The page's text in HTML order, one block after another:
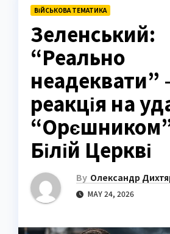
ВІЙСЬКОВА ТЕМАТИКА
Зеленський:
“Реально
неадеквати”
реакція на
Білій Церкві
By Олександр
MAY 24, 2026